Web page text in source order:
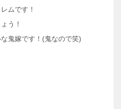
ムです！
う！
鬼嫁です！(鬼なので笑)